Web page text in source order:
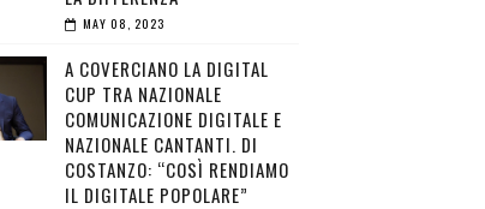
MAY 08, 2023
A COVERCIANO LA DIGITAL
CUP TRA NAZIONALE
COMUNICAZIONE DIGITALE E
NAZIONALE CANTANTI. DI
COSTANZO: “COSÌ RENDIAMO
IL DIGITALE POPOLARE”